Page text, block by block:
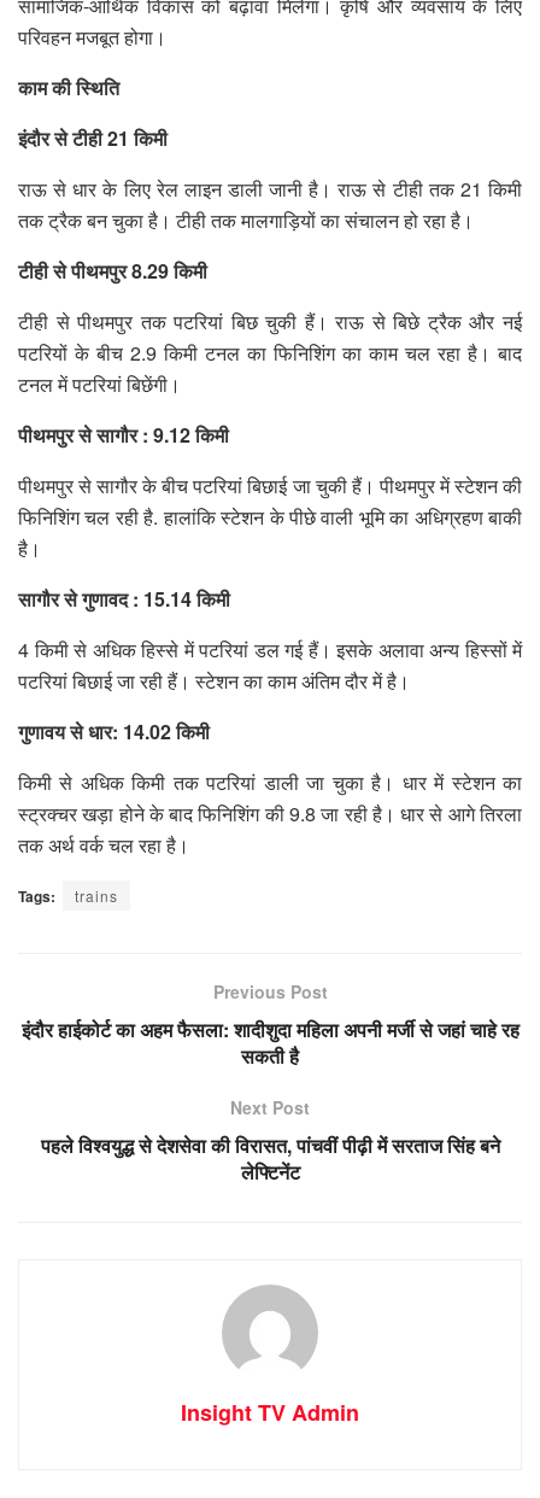
परिवहन मजबूत होगा।
काम की स्थिति
इंदौर से टीही 21 किमी
राऊ से धार के लिए रेल लाइन डाली जानी है। राऊ से टीही तक 21 किमी
तक ट्रैक बन चुका है। टीही तक मालगाड़ियों का संचालन हो रहा है।
टीही से पीथमपुर 8.29 किमी
टीही से पीथमपुर तक पटरियां बिछ चुकी हैं। राऊ से बिछे ट्रैक और नई
पटरियों के बीच 2.9 किमी टनल का फिनिशिंग का काम चल रहा है। बाद
टनल में पटरियां बिछेंगी।
पीथमपुर से सागौर : 9.12 किमी
पीथमपुर से सागौर के बीच पटरियां बिछाई जा चुकी हैं। पीथमपुर में स्टेशन की
फिनिशिंग चल रही है. हालांकि स्टेशन के पीछे वाली भूमि का अधिग्रहण बाकी
है।
सागौर से गुणावद : 15.14 किमी
4 किमी से अधिक हिस्से में पटरियां डल गई हैं। इसके अलावा अन्य हिस्सों में
पटरियां बिछाई जा रही हैं। स्टेशन का काम अंतिम दौर में है।
गुणावय से धार: 14.02 किमी
किमी से अधिक किमी तक पटरियां डाली जा चुका है। धार में स्टेशन का
स्ट्रक्चर खड़ा होने के बाद फिनिशिंग की 9.8 जा रही है। धार से आगे तिरला
तक अर्थ वर्क चल रहा है।
Tags: trains
Previous Post
इंदौर हाईकोर्ट का अहम फैसला: शादीशुदा महिला अपनी मर्जी से जहां चाहे रह
सकती है
Next Post
पहले विश्वयुद्ध से देशसेवा की विरासत, पांचवीं पीढ़ी में सरताज सिंह बने
लेफ्टिनेंट
Insight TV Admin